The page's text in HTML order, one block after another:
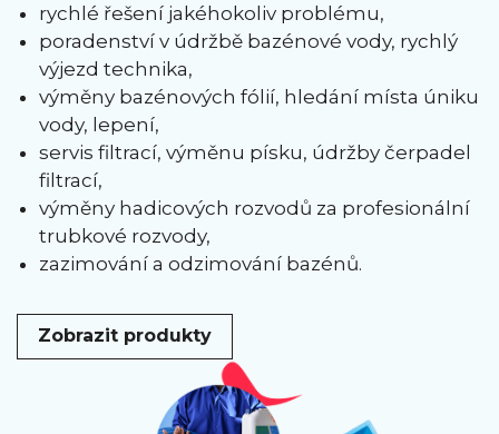
rychlé řešení jakéhokoliv problému,
poradenství v údržbě bazénové vody, rychlý
výjezd technika,
výměny bazénových fólií, hledání místa úniku
vody, lepení,
servis filtrací, výměnu písku, údržby čerpadel
filtrací,
výměny hadicových rozvodů za profesionální
trubkové rozvody,
zazimování a odzimování bazénů.
Zobrazit produkty